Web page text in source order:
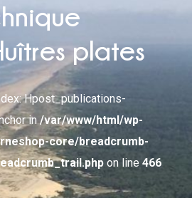
plates
Hpost_publications-
in/var/www/html/wp-
core/breadcrumb-
on line 466